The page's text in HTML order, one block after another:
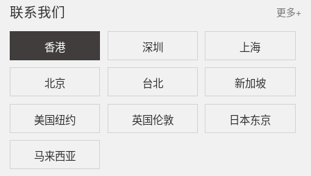
亚第二家园计划（MM2H）均允许投资者及高
长期居留。
更多+
联系我们
香港 深圳 上海
北京 台北 新加坡
美国纽约 英国伦敦 日本东京
马来西亚